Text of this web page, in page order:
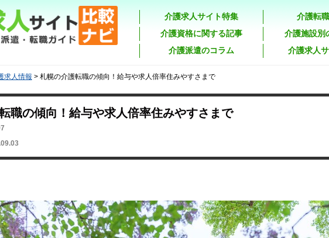
介護求人サイト特集 介護転
介護資格に関する記事
介護施設別
介護派遣のコラム
介護求人
求人情報 > 札幌の介護転職の傾向！給与や求人倍率住みやすさまで
職の傾向！給与や求人倍率住みやすさまで